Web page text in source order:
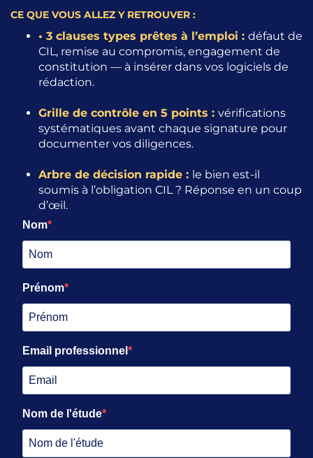
CE QUE VOUS ALLEZ Y RETROUVER :
• 3 clauses types prêtes à l’emploi : défaut de
CIL, remise au compromis, engagement de
constitution — à insérer dans vos logiciels de
rédaction.
Grille de contrôle en 5 points : vérifications
systématiques avant chaque signature pour
documenter vos diligences.
Arbre de décision rapide : le bien est-il
soumis à l’obligation CIL ? Réponse en un coup
d’œil.
Nom
Prénom
Email professionnel
Nom de l'étude